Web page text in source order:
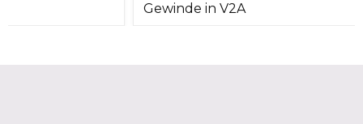
Gewinde in V2A